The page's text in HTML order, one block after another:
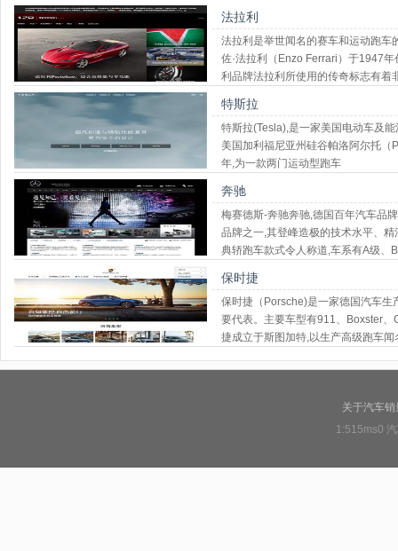
法拉利
法拉利是举世闻名的赛车和运动跑
佐·法拉利（Enzo Ferrari）于1947
利品牌法拉利所使用的传奇标志有着
特斯拉
特斯拉(Tesla),是一家美国电动车及
美国加利福尼亚州硅谷帕洛阿尔托
年,为一款两门运动型跑车
奔驰
梅赛德斯-奔驰奔驰,德国百年汽车品
品牌之一,其登峰造极的技术水平、
典轿跑车款式令人称道,车系有A级
保时捷
保时捷（Porsche)是一家德国汽车
要代表。主要车型有911、Boxster
捷成立于斯图加特,以生产高级跑车
关于汽车
1:515ms0